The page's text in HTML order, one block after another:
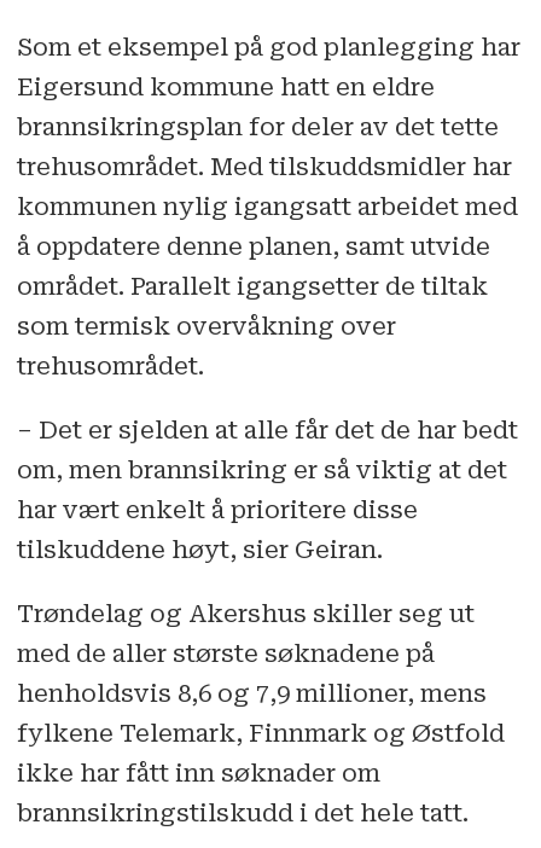
Som et eksempel på god planlegging har
Eigersund kommune hatt en eldre
brannsikringsplan for deler av det tette
trehusområdet. Med tilskuddsmidler har
kommunen nylig igangsatt arbeidet med
å oppdatere denne planen, samt utvide
området. Parallelt igangsetter de tiltak
som termisk overvåkning over
trehusområdet.
– Det er sjelden at alle får det de har bedt
om, men brannsikring er så viktig at det
har vært enkelt å prioritere disse
tilskuddene høyt, sier Geiran.
Trøndelag og Akershus skiller seg ut
med de aller største søknadene på
henholdsvis 8,6 og 7,9 millioner, mens
fylkene Telemark, Finnmark og Østfold
ikke har fått inn søknader om
brannsikringstilskudd i det hele tatt.